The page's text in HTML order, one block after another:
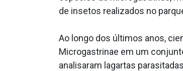
de insetos realizados no
Ao longo dos últimos anos,
Microgastrinae em um
analisaram lagartas